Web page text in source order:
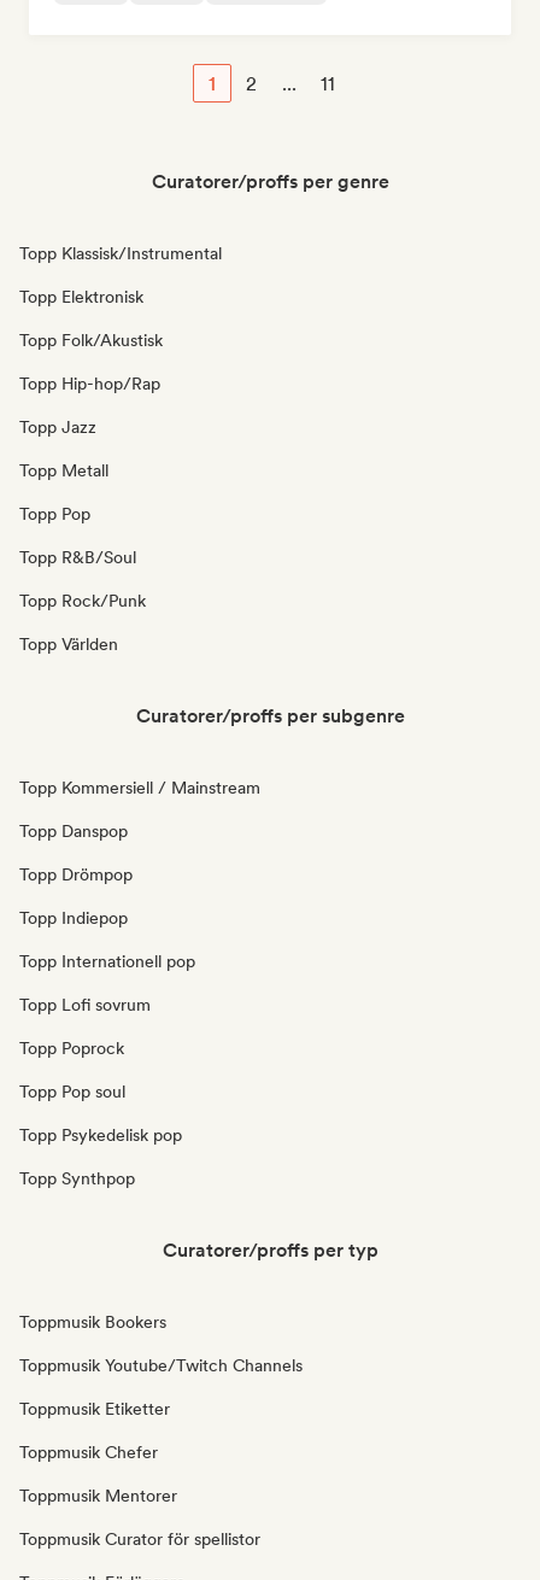
1 2 ... 11
Curatorer/proffs per genre
Topp Klassisk/Instrumental
Topp Elektronisk
Topp Folk/Akustisk
Topp Hip-hop/Rap
Topp Jazz
Topp Metall
Topp Pop
Topp R&B/Soul
Topp Rock/Punk
Topp Världen
Curatorer/proffs per subgenre
Topp Kommersiell / Mainstream
Topp Danspop
Topp Drömpop
Topp Indiepop
Topp Internationell pop
Topp Lofi sovrum
Topp Poprock
Topp Pop soul
Topp Psykedelisk pop
Topp Synthpop
Curatorer/proffs per typ
Toppmusik Bookers
Toppmusik Youtube/Twitch Channels
Toppmusik Etiketter
Toppmusik Chefer
Toppmusik Mentorer
Toppmusik Curator för spellistor